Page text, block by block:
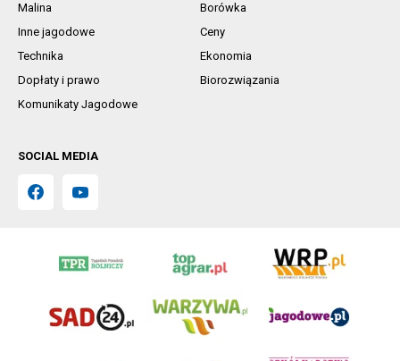
Malina
Borówka
Inne jagodowe
Ceny
Technika
Ekonomia
Dopłaty i prawo
Biorozwiązania
Komunikaty Jagodowe
SOCIAL MEDIA